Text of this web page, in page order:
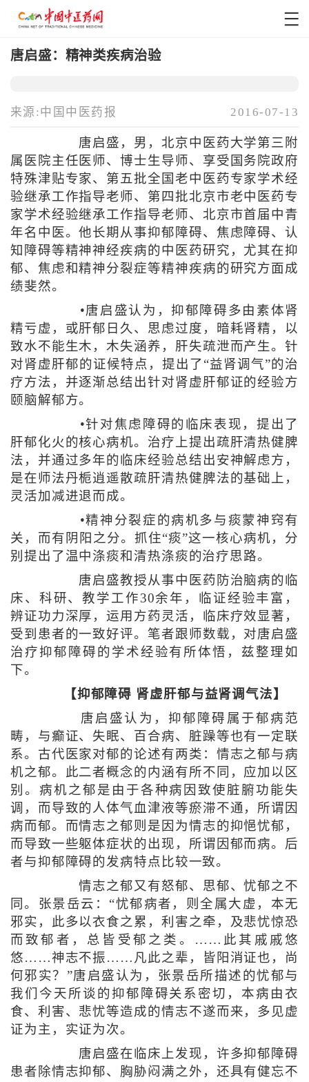
唐启盛：精神类疾病治验
来源:中国中医药报 2016-07-13
唐启盛，男，北京中医药大学第三附
属医院主任医师、博士生导师、享受国务院政府
特殊津贴专家、第五批全国老中医药专家学术经
验继承工作指导老师、第四批北京市老中医药专
家学术经验继承工作指导老师、北京市首届中青
年名中医。他长期从事抑郁障碍、焦虑障碍、认
知障碍等精神神经疾病的中医药研究，尤其在抑
郁、焦虑和精神分裂症等精神疾病的研究方面成
绩斐然。
•唐启盛认为，抑郁障碍多由素体肾
精亏虚，或肝郁日久、思虑过度，暗耗肾精，以
致水不能生木，木失涵养，肝失疏泄而产生。针
对肾虚肝郁的证候特点，提出了“益肾调气”的治
疗方法，并逐渐总结出针对肾虚肝郁证的经验方
颐脑解郁方。
•针对焦虑障碍的临床表现，提出了
肝郁化火的核心病机。治疗上提出疏肝清热健脾
法，并通过多年的临床经验总结出安神解虑方，
是在师法丹栀逍遥散疏肝清热健脾法的基础上，
灵活加减进退而成。
•精神分裂症的病机多与痰蒙神窍有
关，而有阴阳之分。抓住“痰”这一核心病机，分
别提出了温中涤痰和清热涤痰的治疗思路。
唐启盛教授从事中医药防治脑病的临
床、科研、教学工作30余年，临证经验丰富，
辨证功力深厚，运用方药灵活，临床疗效显著，
受到患者的一致好评。笔者跟师数载，对唐启盛
治疗抑郁障碍的学术经验有所体悟，兹整理如
下。
【抑郁障碍 肾虚肝郁与益肾调气法】
唐启盛认为，抑郁障碍属于郁病范
畴，与癫证、失眠、百合病、脏躁等也有一定联
系。古代医家对郁的论述有两类：情志之郁与病
机之郁。此二者概念的内涵有所不同，应加以区
别。病机之郁是由于各种病因致使脏腑功能失
调，而导致的人体气血津液等瘀滞不通，所谓因
病而郁。而情志之郁则是因为情志的抑悒忧郁，
而导致一些躯体症状的出现，所谓因郁而病。后
者与抑郁障碍的发病特点比较一致。
情志之郁又有怒郁、思郁、忧郁之不
同。张景岳云：“忧郁病者，则全属大虚，本无
邪实，此多以衣食之累，利害之牵，及悲忧惊恐
而致郁者，总皆受郁之类。……此其戚戚悠
悠……神志不振……凡此之辈，皆阳消证也，尚
何邪实？”唐启盛认为，张景岳所描述的忧郁与
我们今天所谈的抑郁障碍关系密切，本病由衣
食、利害、悲忧等造成的情志不遂而来，多见虚
证为主，实证为次。
唐启盛在临床上发现，许多抑郁障碍
患者除情志抑郁、胸胁闷满之外，还具有健忘不